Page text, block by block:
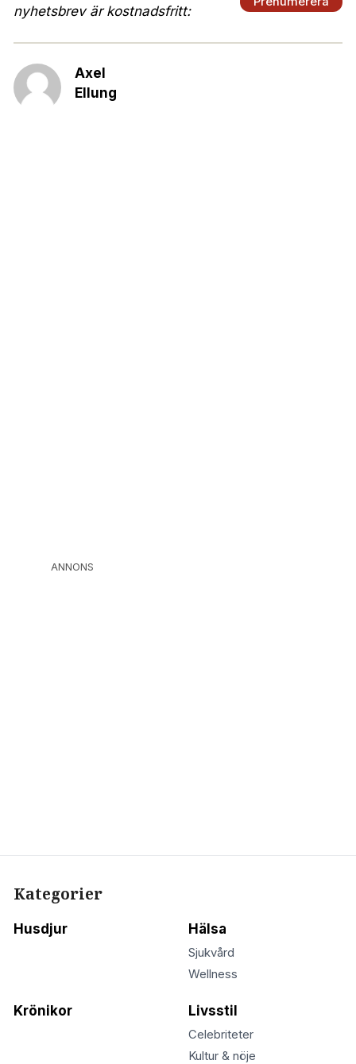
nyhetsbrev är kostnadsfritt:
Axel
Ellung
ANNONS
Kategorier
Husdjur Hälsa
Sjukvård
Wellness
Krönikor Livsstil
Celebriteter
Kultur & nöje